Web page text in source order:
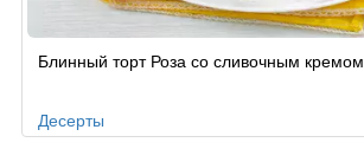
Блинный торт Роза со сливочным кремом
Десерты